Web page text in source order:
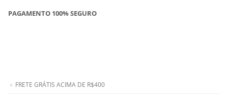
PAGAMENTO 100% SEGURO
FRETE GRÁTIS ACIMA DE R$400